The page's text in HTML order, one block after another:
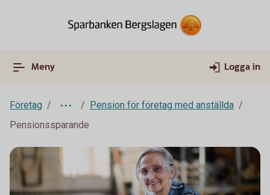
Meny Logga in
Företag
Pension för företag med anställda
Pensionssparande